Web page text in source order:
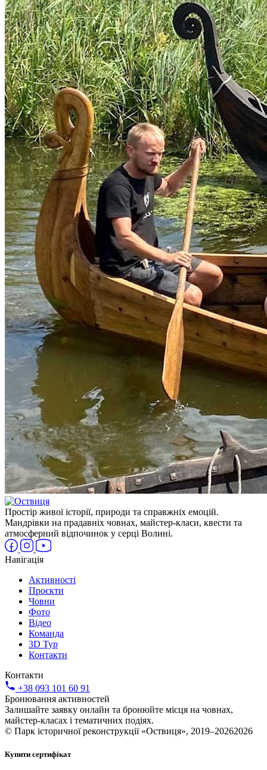
Простір живої історії, природи та справжніх емоцій.
Мандрівки на прадавніх човнах, майстер-класи, квести та
атмосферний відпочинок у серці Волині.
Навігація
Активності
Проєкти
Човни
Фото
Відео
Команда
3D Тур
Контакти
Контакти
+38 093 101 60 91
Бронювання активностей
Залишайте заявку онлайн та бронюйте місця на човнах,
майстер-класах і тематичних подіях.
© Парк історичної реконструкції «Оствиця», 2019–20262026
Купити сертифікат